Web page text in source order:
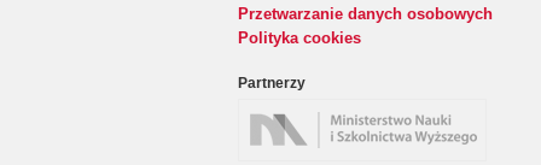
Przetwarzanie danych osobowych
Polityka cookies
Partnerzy